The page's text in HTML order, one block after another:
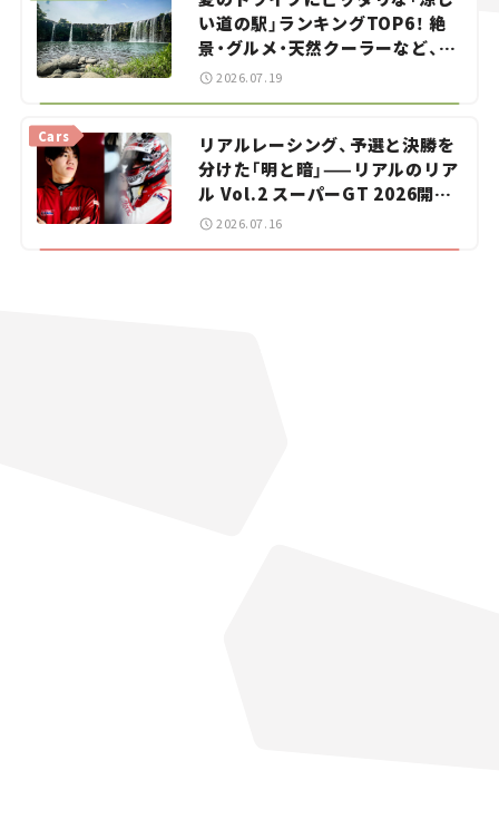
い道の駅」ランキングTOP6！ 絶
景・グルメ・天然クーラーなど、避
暑におすすめのスポットを紹介
【道の駅マニアの推し駅ガイド】
2026.07.19
リアルレーシング、予選と決勝を
分けた「明と暗」——リアルのリア
ル Vol.2 スーパーGT 2026開幕
戦 岡山国際サーキット
Cars
2026.07.16